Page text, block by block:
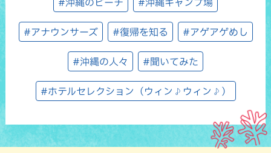
#沖縄のビーチ #沖縄キャンプ場
#アナウンサーズ #復帰を知る #アゲアゲめし
#沖縄の人々 #聞いてみた
#ホテルセレクション（ウィン♪ウィン♪）